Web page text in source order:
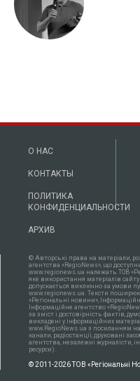
О НАС
КОНТАКТЫ
ПОЛИТИКА
КОНФИДЕНЦИАЛЬНОСТИ
АРХИВ
© Авторські права на матеріали,
агентства «RegioNews», що
www.regionews.ua належать ТОВ
яке використання матеріалів
допускається виключно за умови
www.regionews.ua. Тексти
«Регіональні новини»,
Інформаційне агентство
за зміст і достовірність фактів,
викладені у інформаційних
www.RegioNews.ua з посиланням
канали, радіостанції, друковані
агентства, незалежні журналісти,
ресурси).
© 2011-2026 ТОВ «Регіональні